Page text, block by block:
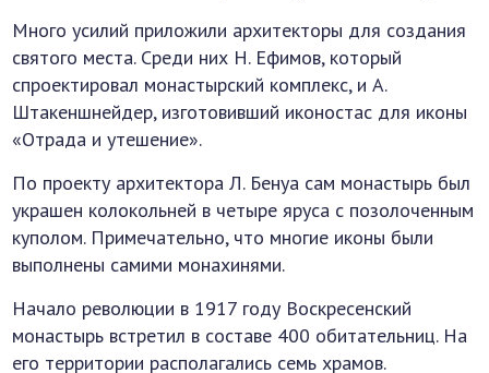
Много усилий приложили архитекторы для создания
святого места. Среди них Н. Ефимов, который
спроектировал монастырский комплекс, и А.
Штакеншнейдер, изготовивший иконостас для иконы
«Отрада и утешение».
По проекту архитектора Л. Бенуа сам монастырь был
украшен колокольней в четыре яруса с позолоченным
куполом. Примечательно, что многие иконы были
выполнены самими монахинями.
Начало революции в 1917 году Воскресенский
монастырь встретил в составе 400 обитательниц. На
его территории располагались семь храмов.